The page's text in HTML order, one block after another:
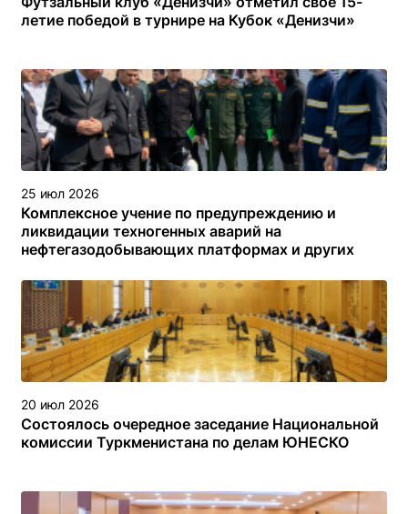
летие победой в турнире на Кубок «Денизчи»
25 июл 2026
Комплексное учение по предупреждению и
ликвидации техногенных аварий на
нефтегазодобывающих платформах и других
туркменском секторе Каспийского моря
20 июл 2026
Состоялось очередное заседание Национальной
комиссии Туркменистана по делам ЮНЕСКО